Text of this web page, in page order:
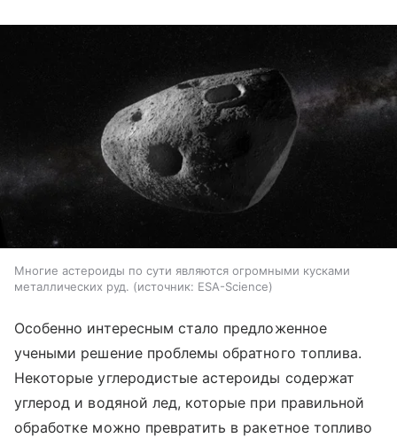
Многие астероиды по сути являются огромными кусками
металлических руд.
источник: ESA-Science
Особенно интересным стало предложенное
учеными решение проблемы обратного топлива.
Некоторые углеродистые астероиды содержат
углерод и водяной лед, которые при правильной
обработке можно превратить в ракетное топливо